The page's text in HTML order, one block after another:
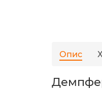
Опис